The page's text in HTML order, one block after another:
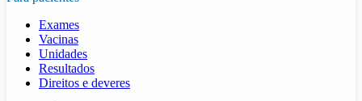
Exames
Vacinas
Unidades
Resultados
Direitos e deveres